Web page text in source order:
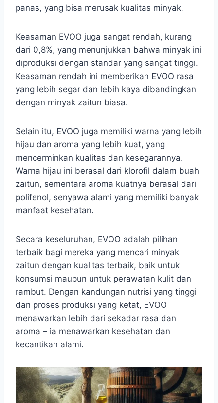
panas, yang bisa merusak kualitas minyak.
Keasaman EVOO juga sangat rendah, kurang
dari 0,8%, yang menunjukkan bahwa minyak ini
diproduksi dengan standar yang sangat tinggi.
Keasaman rendah ini memberikan EVOO rasa
yang lebih segar dan lebih kaya dibandingkan
dengan minyak zaitun biasa.
Selain itu, EVOO juga memiliki warna yang lebih
hijau dan aroma yang lebih kuat, yang
mencerminkan kualitas dan kesegarannya.
Warna hijau ini berasal dari klorofil dalam buah
zaitun, sementara aroma kuatnya berasal dari
polifenol, senyawa alami yang memiliki banyak
manfaat kesehatan.
Secara keseluruhan, EVOO adalah pilihan
terbaik bagi mereka yang mencari minyak
zaitun dengan kualitas terbaik, baik untuk
konsumsi maupun untuk perawatan kulit dan
rambut. Dengan kandungan nutrisi yang tinggi
dan proses produksi yang ketat, EVOO
menawarkan lebih dari sekadar rasa dan
aroma – ia menawarkan kesehatan dan
kecantikan alami.